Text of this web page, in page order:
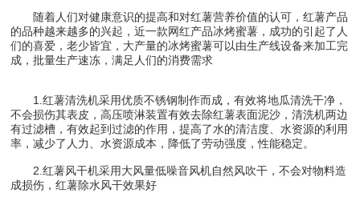
随着人们对健康意识的提高和对红薯营养价值的认可，红薯产品
的品种越来越多的兴起，近一款网红产品冰烤蜜薯，成功的引起了人
们的喜爱，老少皆宜，大产量的冰烤蜜薯可以由生产线设备来加工完
成，批量生产速冻，满足人们的消费需求
1.红薯清洗机采用优质不锈钢制作而成，有效将地瓜清洗干净，
不会损伤其表皮，高压喷淋装置有效去除红薯表面泥沙，清洗机两边
有过滤槽，有效起到过滤的作用，提高了水的清洁度、水资源的利用
率，减少了人力、水资源成本，降低了劳动强度，性能稳定。
2.红薯风干机采用大风量低噪音风机自然风吹干，不会对物料造
成损伤，红薯除水风干效果好